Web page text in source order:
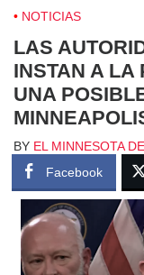
NOTICIAS
LAS
INSTAN A LA
UNA
BY EL MINNESOTA
Facebook